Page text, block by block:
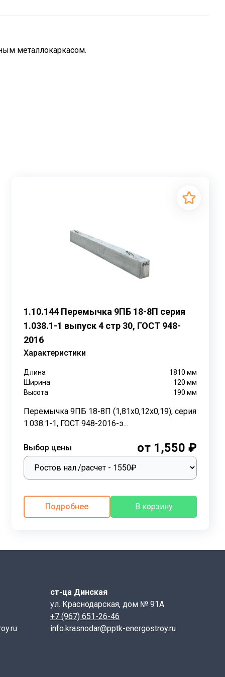
металлокаркасом.
вес вышерасположенной кладки и
мм по длине и до 8 мм по ширине при наличии
100 мм. Для несущих стен с длиной проёмов
— 150 мм.
из тяжёлого бетона класса не ниже В15
водонепроницаемостью. Чтобы улучшить
1.10.144 Перемычка 9ПБ 18-8П серия
1.038.1-1 выпуск 4 стр 30, ГОСТ 948-
2016
Характеристики
Длина 1810 мм
Ширина
120 мм
Высота
190 мм
Перемычка 9ПБ 18-8П (1,81х0,12х0,19), серия
1.038.1-1, ГОСТ 948-2016-э...
Выбор цены от 1,550 ₽
Подробнее В корзину
ст-ца Динская
ул. Краснодарская, дом № 91А
+7 (967) 651-26-46
info.krasnodar@pptk-energostroy.ru